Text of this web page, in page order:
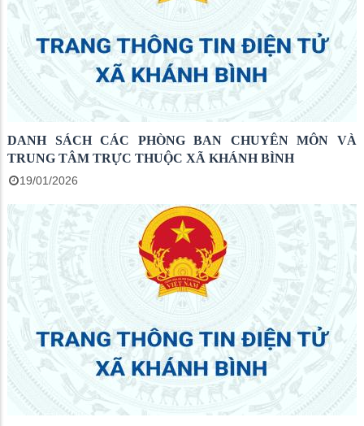
DANH SÁCH CÁC PHÒNG BAN CHUYÊN MÔN VÀ
TRUNG TÂM TRỰC THUỘC XÃ KHÁNH BÌNH
19/01/2026